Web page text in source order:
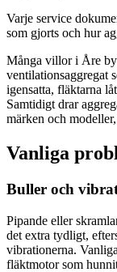
Varje service
som gjorts och hur
Många villor i Åre
ventilationsaggregat
igensatta, fläktarna
Samtidigt drar
märken och
Vanliga
Buller och
Pipande eller
det extra tydligt,
vibrationerna.
fläktmotor som